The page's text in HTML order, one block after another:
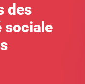
des
sociale